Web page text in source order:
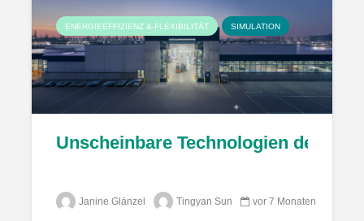
ENERGIEEFFIZIENZ &-FLEXIBILITÄT SIMULATION
Unscheinbare Technologien des
Janine Glänzel Tingyan Sun vor 7 Monaten